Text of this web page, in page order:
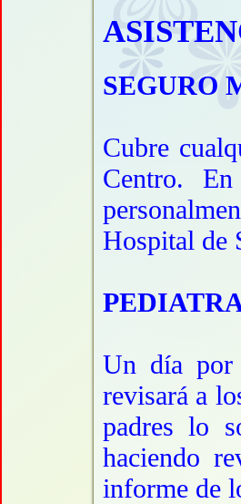
SEGURO
Cubre
Centro.
Hospital de
Un día por
revisará a
padres lo
haciendo
informe de